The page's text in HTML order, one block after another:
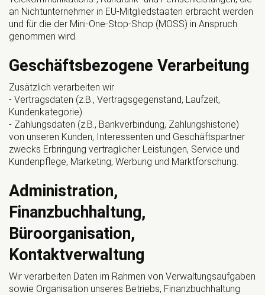
an Nichtunternehmer in EU-Mitgliedstaaten erbracht werden
und für die der Mini-One-Stop-Shop (MOSS) in Anspruch
genommen wird.
Geschäftsbezogene Verarbeitung
Zusätzlich verarbeiten wir
- Vertragsdaten (z.B., Vertragsgegenstand, Laufzeit,
Kundenkategorie).
- Zahlungsdaten (z.B., Bankverbindung, Zahlungshistorie)
von unseren Kunden, Interessenten und Geschäftspartner
zwecks Erbringung vertraglicher Leistungen, Service und
Kundenpflege, Marketing, Werbung und Marktforschung.
Administration,
Finanzbuchhaltung,
Büroorganisation,
Kontaktverwaltung
Wir verarbeiten Daten im Rahmen von Verwaltungsaufgaben
sowie Organisation unseres Betriebs, Finanzbuchhaltung